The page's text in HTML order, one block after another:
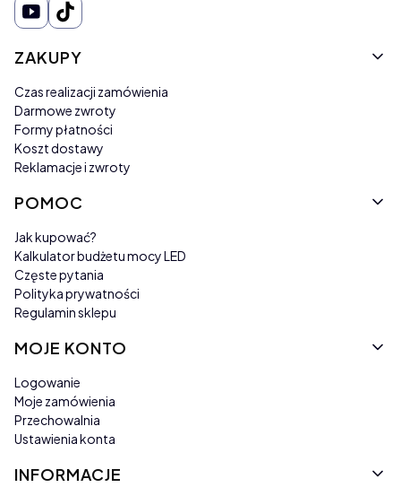
Linki w stopce
ZAKUPY
Czas realizacji zamówienia
Darmowe zwroty
Formy płatności
Koszt dostawy
Reklamacje i zwroty
POMOC
Jak kupować?
Kalkulator budżetu mocy LED
Częste pytania
Polityka prywatności
Regulamin sklepu
MOJE KONTO
Logowanie
Moje zamówienia
Przechowalnia
Ustawienia konta
INFORMACJE